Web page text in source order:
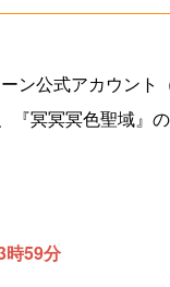
ン公式アカウン
『冥冥冥色聖域』
時59分